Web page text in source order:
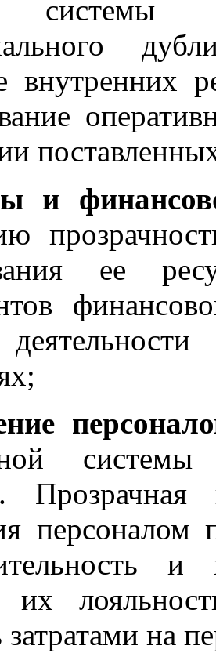
системы
внутренних
и
ее
Прозрачная
персоналом
и
их
затратами на